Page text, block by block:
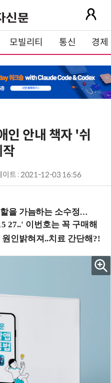
모빌리티 통신 경제
인 안내 책자 '쉬
이트 : 2021-12-03 16:56
정예 실습 워크숍 (8/28 신논현역)